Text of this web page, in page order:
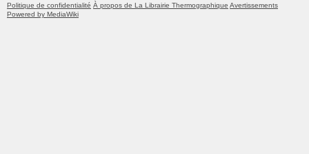
Politique de confidentialité À propos de La Librairie Thermographique Avertissements
Powered by MediaWiki